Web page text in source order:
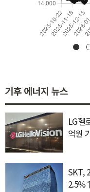
기후 에너지 뉴스
LG헬
억원
SKT,